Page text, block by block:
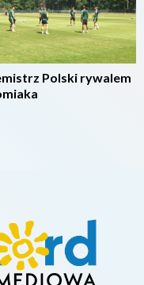
Polski rywalem